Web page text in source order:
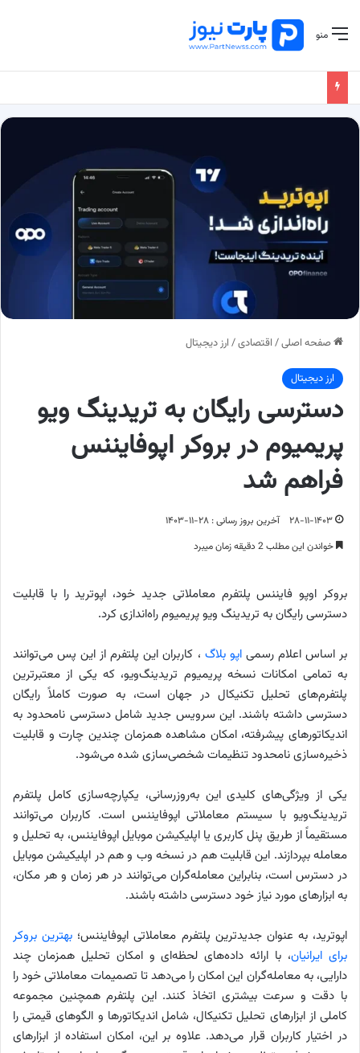
منو
صفحه اصلی/ اقتصادی/ ارز دیجیتال
ارز دیجیتال
دسترسی رایگان به تریدینگ‌ ویو
پریمیوم در بروکر اپوفایننس
فراهم شد
۲۸-۱۱-۱۴۰۳
آخرین بروز رسانی : ۲۸-۱۱-۱۴۰۳
خواندن این مطلب 2 دقیقه زمان میبرد
بروکر اوپو فایننس پلتفرم معاملاتی جدید خود، اپوترید را با قابلیت
دسترسی رایگان به تریدینگ‌ ویو پریمیوم راه‌اندازی کرد.
بر اساس اعلام رسمیاپو بلاگ ، کاربران این پلتفرم از این پس می‌توانند
به تمامی امکانات نسخه پریمیوم تریدینگ‌ویو، که یکی از معتبرترین
پلتفرم‌های تحلیل تکنیکال در جهان است، به صورت کاملاً رایگان
دسترسی داشته باشند. این سرویس جدید شامل دسترسی نامحدود به
اندیکاتورهای پیشرفته، امکان مشاهده همزمان چندین چارت و قابلیت
ذخیره‌سازی نامحدود تنظیمات شخصی‌سازی شده می‌شود.
یکی از ویژگی‌های کلیدی این به‌روزرسانی، یکپارچه‌سازی کامل پلتفرم
تریدینگ‌ویو با سیستم معاملاتی اپوفایننس است. کاربران می‌توانند
مستقیماً از طریق پنل کاربری یا اپلیکیشن موبایل اپوفایننس، به تحلیل و
معامله بپردازند. این قابلیت هم در نسخه وب و هم در اپلیکیشن موبایل
در دسترس است، بنابراین معامله‌گران می‌توانند در هر زمان و هر مکان،
به ابزارهای مورد نیاز خود دسترسی داشته باشند.
اپوترید، به عنوان جدیدترین پلتفرم معاملاتی اپوفایننس؛ بهترین بروکر
برای ایرانیان، با ارائه داده‌های لحظه‌ای و امکان تحلیل همزمان چند
دارایی، به معامله‌گران این امکان را می‌دهد تا تصمیمات معاملاتی خود را
با دقت و سرعت بیشتری اتخاذ کنند. این پلتفرم همچنین مجموعه
کاملی از ابزارهای تحلیل تکنیکال، شامل اندیکاتورها و الگوهای قیمتی را
در اختیار کاربران قرار می‌دهد. علاوه بر این، امکان استفاده از ابزارهای